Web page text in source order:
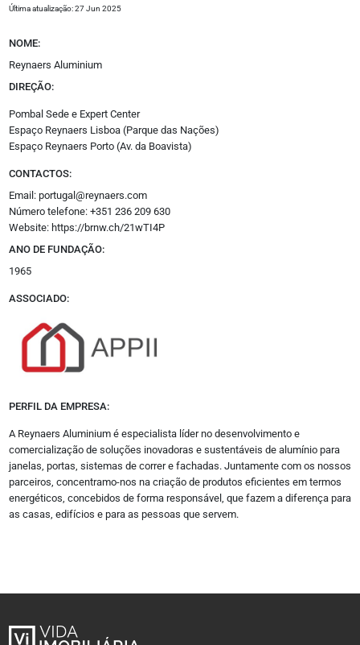
Empreendimentos
Jurídico
Oportunidades
Promoção Imobiliária
Outros
Opinião
Empresas
Media Kit
Eventos
Podcasts
Siga-nos
Instagram
Vimeo
Flickr
Sobre
Quem somos
Última atualização: 27 Jun 2025
NOME:
Reynaers Aluminium
DIREÇÃO:
Pombal Sede e Expert Center
Espaço Reynaers Lisboa (Parque das Nações)
Espaço Reynaers Porto (Av. da Boavista)
CONTACTOS:
Email: portugal@reynaers.com
Número telefone: +351 236 209 630
Website: https://brnw.ch/21wTI4P
ANO DE FUNDAÇÃO:
1965
ASSOCIADO:
PERFIL DA EMPRESA:
A Reynaers Aluminium é especialista líder no desenvolvimento e
comercialização de soluções inovadoras e sustentáveis de alumínio para
janelas, portas, sistemas de correr e fachadas. Juntamente com os nossos
parceiros, concentramo-nos na criação de produtos eficientes em termos
energéticos, concebidos de forma responsável, que fazem a diferença para
as casas, edifícios e para as pessoas que servem.